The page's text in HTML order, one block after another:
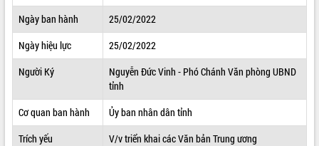
SỞ, BAN, NGÀNH
THÔNG TIN CHỈ ĐẠO ĐIỀU HÀNH
VĂN BẢN HĐND TỈNH
Ngày ban hành
25/02/2022
Ngày hiệu lực
25/02/2022
Người Ký
Nguyễn Đức Vinh - Phó Chánh Văn phòng UBND
tỉnh
Cơ quan ban hành
Ủy ban nhân dân tỉnh
Trích yếu
V/v triển khai các Văn bản Trung ương